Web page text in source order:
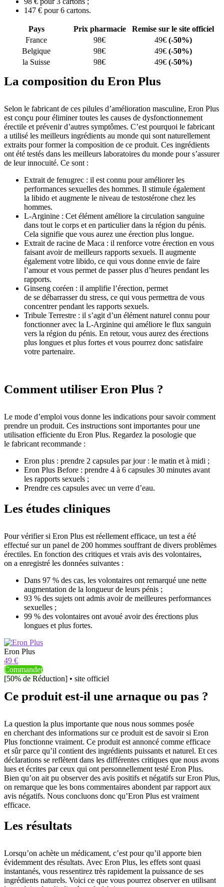
147 € pour 6 cartons.
Pays Prix pharmacie
Remise sur le site officiel
France
98€ 49€ (-50%)
Belgique
98€ 49€ (-50%)
la Suisse
98€ 49€ (-50%)
La composition du Eron Plus
Selon le fabricant de ces pilules d’amélioration masculine, Eron Plus
est conçu pour éliminer toutes les causes de dysfonctionnement
érectile et prévenir d’autres symptômes. C’est pourquoi le fabricant
a utilisé les meilleurs ingrédients au monde qui sont naturellement
extraits pour former la composition de ce produit. Ces ingrédients
ont été testés dans les meilleurs laboratoires du monde pour s’assurer
de leur innocuité. Ce sont :
Extrait de fenugrec : il est connu pour améliorer les
performances sexuelles des hommes. Il stimule également
la libido et augmente le niveau de testostérone chez les
hommes.
L-Arginine : Cet élément améliore la circulation sanguine
dans tout le corps et en particulier dans la région du pénis.
Cela signifie que vous aurez une érection plus longue.
Extrait de racine de Maca : il renforce votre érection en vous
faisant avoir de meilleurs rapports sexuels. Il augmente
également votre libido, ce qui vous donne envie de faire
l’amour et vous permet de passer plus d’heures pendant les
rapports.
Ginseng coréen : il amplifie l’érection, permet
de se débarrasser du stress, ce qui vous permettra de vous
concentrer pendant les rapports sexuels.
Tribule Terrestre : il s’agit d’un élément naturel connu pour
fonctionner avec la L-Arginine qui améliore le flux sanguin
vers la région du pénis. En retour, vous aurez des érections
plus longues et plus fortes et vous pourrez donc satisfaire
votre partenaire.
Comment utiliser Eron Plus ?
Le mode d’emploi vous donne les indications pour savoir comment
prendre un produit. Ces instructions sont importantes pour une
utilisation efficiente du Eron Plus. Regardez la posologie que
le fabricant recommande :
Eron plus : prendre 2 capsules par jour : le matin et à midi ;
Eron Plus Before : prendre 4 à 6 capsules 30 minutes avant
les rapports sexuels ;
Prendre ces capsules avec un verre d’eau.
Les études cliniques
Pour vérifier si Eron Plus est réellement efficace, un test a été
effectué sur un panel de 200 hommes souffrant de divers problèmes
érectiles. En fonction des critiques et vrais avis des volontaires,
on a enregistré les données suivantes :
Dans 97 % des cas, les volontaires ont remarqué une nette
augmentation de la longueur de leurs pénis ;
93 % des sujets ont admis avoir de meilleures performances
sexuelles ;
99 % des volontaires ont avoué avoir des érections plus
longues et plus fortes.
Eron Plus
49 €
Commander
[50% de Réduction] • site officiel
Ce produit est-il une arnaque ou pas ?
La question la plus importante que nous nous sommes posée
en cherchant des informations sur ce produit est de savoir si Eron
Plus fonctionne vraiment. Ce produit est annoncé comme efficace
et sûr parce qu’il contient des ingrédients puissants et naturel. Et ces
déclarations se reflètent dans les différentes critiques que nous avons
lues et écrites par ceux qui ont personnellement testé Eron Plus.
Bien qu’on ait pu observer des avis positifs et négatifs sur Eron Plus,
on remarque que les bons commentaires abondent par rapport aux
avis négatifs. Nous concluons donc qu’Eron Plus est vraiment
efficace.
Les résultats
Lorsqu’on achète un médicament, c’est pour qu’il apporte bien
évidemment des résultats. Avec Eron Plus, les effets sont quasi
instantanés, vous ressentirez très rapidement la puissance de ses
ingrédients naturels. Voici ce que vous pourrez observer en utilisant